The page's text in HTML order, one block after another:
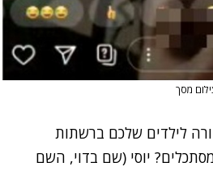
מסך
לילדים שלכם ברשתות
יוסי (שם בדוי, השם